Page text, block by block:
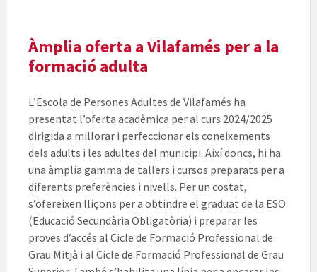
Àmplia oferta a Vilafamés per a la
formació adulta
L’Escola de Persones Adultes de Vilafamés ha
presentat l’oferta acadèmica per al curs 2024/2025
dirigida a millorar i perfeccionar els coneixements
dels adults i les adultes del municipi. Així doncs, hi ha
una àmplia gamma de tallers i cursos preparats per a
diferents preferències i nivells. Per un costat,
s’ofereixen lliçons per a obtindre el graduat de la ESO
(Educació Secundària Obligatòria) i preparar les
proves d’accés al Cicle de Formació Professional de
Grau Mitjà i al Cicle de Formació Professional de Grau